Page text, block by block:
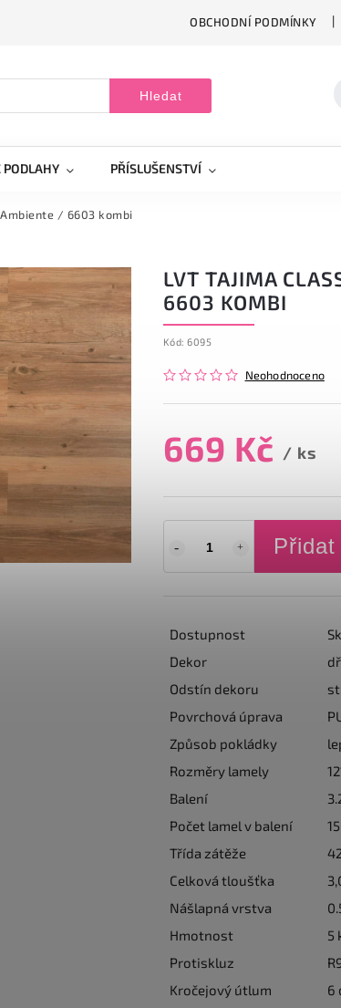
OBCHODNÍ PODMÍNKY
Hledat
PODLAHY PŘÍSLUŠENSTVÍ
Ambiente / 6603 kombi
LVT TAJIMA
6603 KOMBI
Kód: 6095
Neohodnoceno
669 Kč / ks
Dostupnost
Dekor
Odstín dekoru
Povrchová úprava
Způsob pokládky
Rozměry lamely
Balení
Počet lamel v balení
15
Třída zátěže
Celková tloušťka
Nášlapná vrstva
Hmotnost
5
Protiskluz
Kročejový útlum
6